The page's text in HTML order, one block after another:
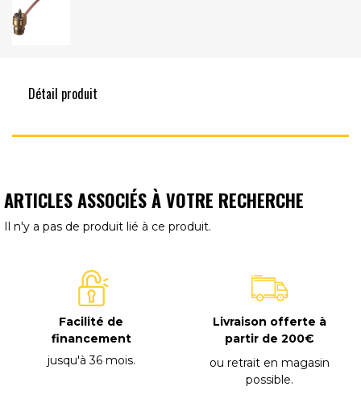
Détail produit
ARTICLES ASSOCIÉS À VOTRE RECHERCHE
Il n'y a pas de produit lié à ce produit.
Facilité de
financement
jusqu'à 36 mois.
Livraison offerte à
partir de 200€
ou retrait en magasin
possible.